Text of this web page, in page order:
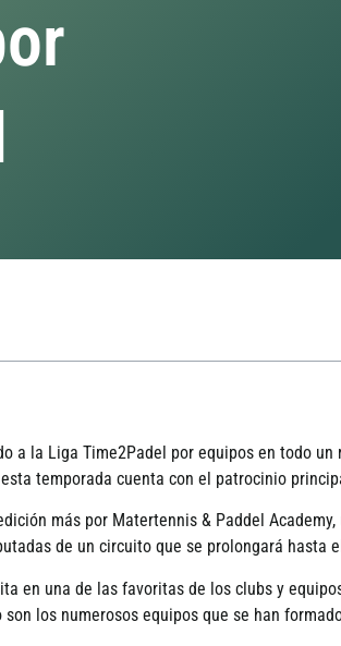
la Liga Time2Padel por equipos en todo
temporada cuenta con el patrocinio
más por Matertennis & Paddel
de un circuito que se prolongará hasta
en una de las favoritas de los clubs y
los numerosos equipos que se han